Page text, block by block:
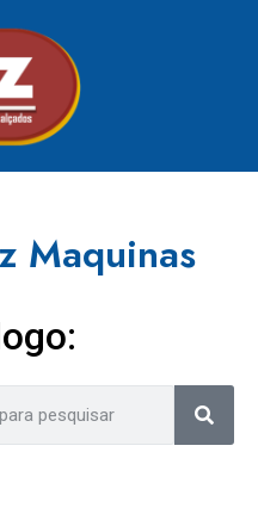
Maquinas